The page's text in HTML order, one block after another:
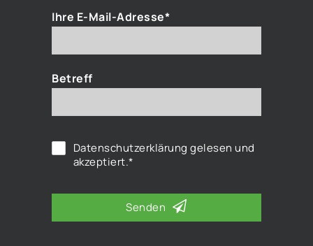
Ihre E-Mail-Adresse*
Betreff
Datenschutzerklärung gelesen und
akzeptiert.*
Senden